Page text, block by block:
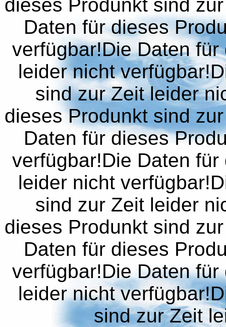
dieses Produnkt sind
Daten für dieses
verfügbar!Die Daten
leider nicht
sind zur Zeit leider
dieses Produnkt sind
Daten für dieses
verfügbar!Die Daten
leider nicht
sind zur Zeit leider
dieses Produnkt sind
Daten für dieses
verfügbar!Die Daten
leider nicht
sind zur Zeit